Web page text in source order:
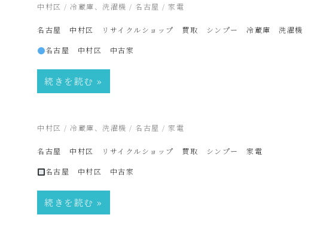
ル
2025年2月23日
中村区 / 冷蔵庫、洗濯機 / 名古屋 / 家電
名古屋 中村区 リサイクルショップ 買取 シンプー 冷蔵庫 洗濯機
名古屋 中村区 中古家
続きを読む
2025年2月22日
中村区 / 冷蔵庫、洗濯機 / 名古屋 / 家電
名古屋 中村区 リサイクルショップ 買取 シンプー 家電
名古屋 中村区 中古家
続きを読む